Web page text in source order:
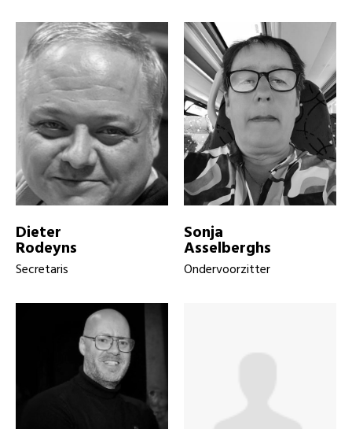
Dieter
Rodeyns
Secretaris
Sonja
Asselberghs
Ondervoorzitter